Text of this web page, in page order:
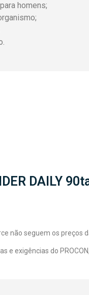
homens;
DAILY
não seguem os preços
e exigências do